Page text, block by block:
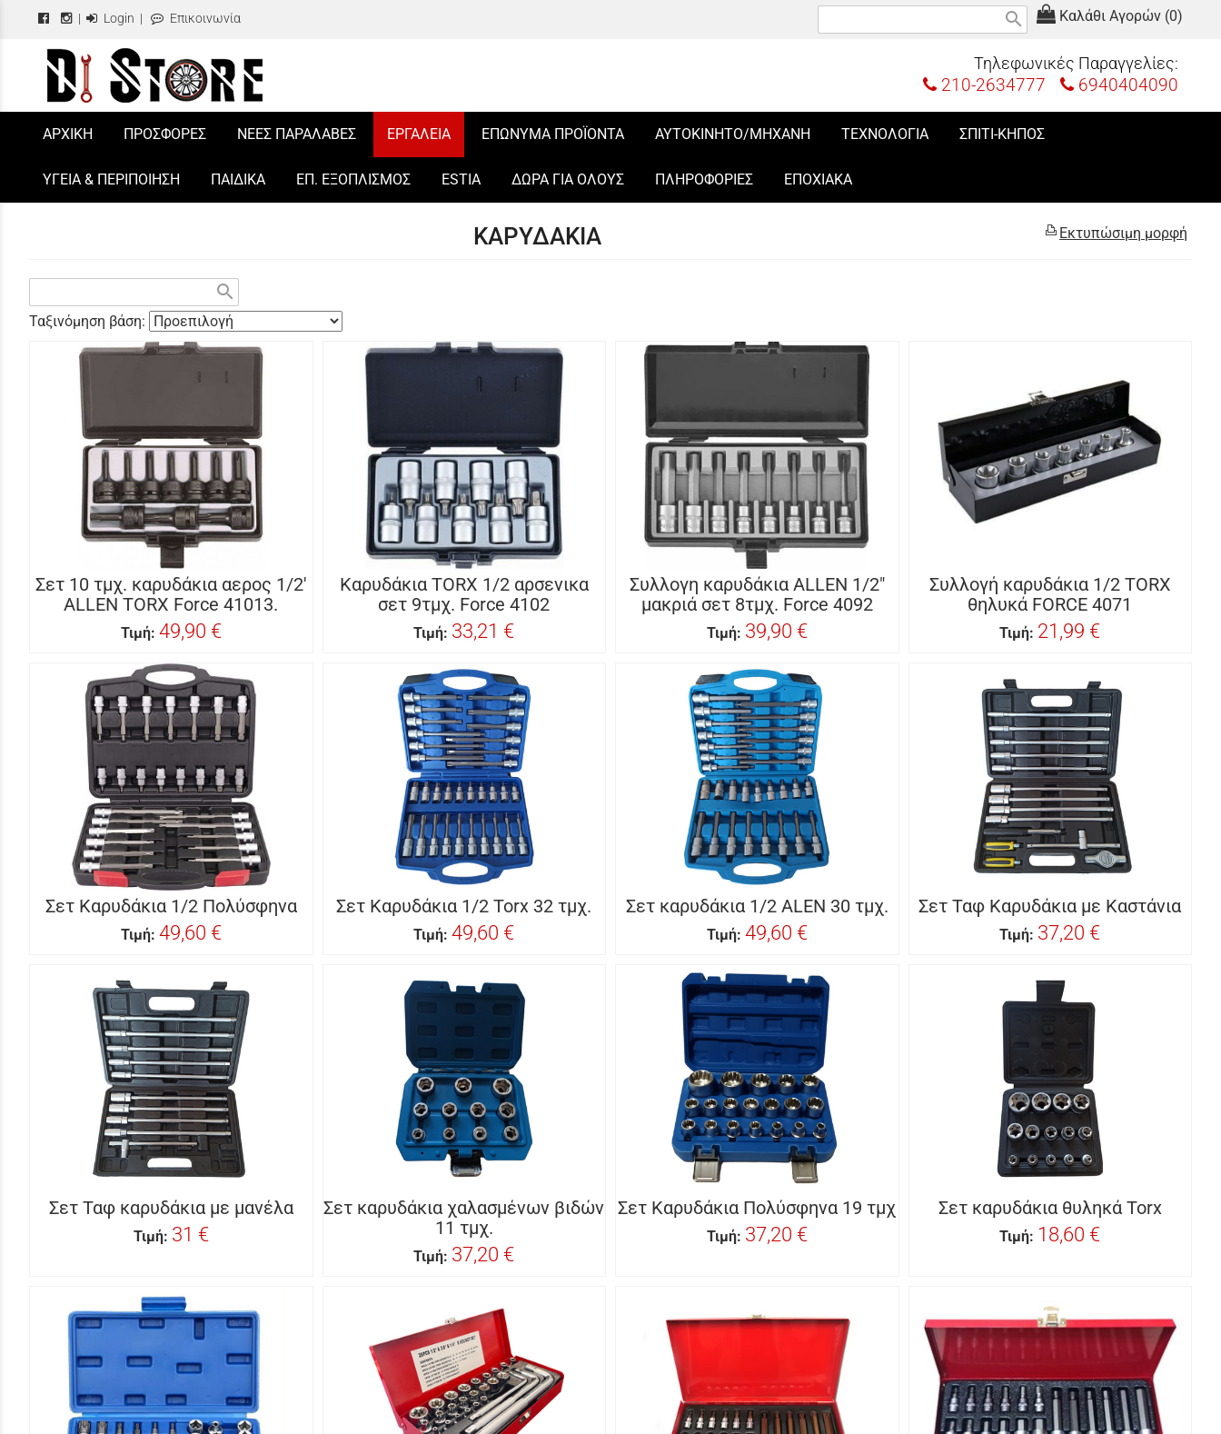
| Login | Επικοινωνία Καλάθι Αγορών (0)
search
Τηλεφωνικές Παραγγελίες:
210-2634777 6940404090
/
ΑΡΧΙΚΗ ΠΡΟΣΦΟΡΕΣ ΝΕΕΣ ΠΑΡΑΛΑΒΕΣ ΕΡΓΑΛΕΙΑ ΕΠΩΝΥΜΑ ΠΡΟΪΟΝΤΑ ΑΥΤΟΚΙΝΗΤΟ/ΜΗΧΑΝΗ ΤΕΧΝΟΛΟΓΙΑ ΣΠΙΤΙ-ΚΗΠΟΣ
ΥΓΕΙΑ & ΠΕΡΙΠΟΙΗΣΗ ΠΑΙΔΙΚΑ ΕΠ. ΕΞΟΠΛΙΣΜΟΣ ESTIA ΔΩΡΑ ΓΙΑ ΟΛΟΥΣ ΠΛΗΡΟΦΟΡΙΕΣ ΕΠΟΧΙΑΚΑ
Εκτυπώσιμη μορφή
ΚΑΡΥΔΑΚΙΑ
search
Ταξινόμηση βάση:
Σετ 10 τμχ. καρυδάκια αερος 1/2'
ALLEN TORX Force 41013.
Τιμή: 49,90 €
Καρυδάκια TORX 1/2 αρσενικα
σετ 9τμχ. Force 4102
Τιμή: 33,21 €
Συλλογη καρυδάκια ALLEN 1/2″
μακριά σετ 8τμχ. Force 4092
Τιμή: 39,90 €
Συλλογή καρυδάκια 1/2 TORX
θηλυκά FORCE 4071
Τιμή: 21,99 €
Σετ Καρυδάκια 1/2 Πολύσφηνα
Τιμή: 49,60 €
Σετ Καρυδάκια 1/2 Torx 32 τμχ.
Τιμή: 49,60 €
Σετ καρυδάκια 1/2 ALEN 30 τμχ.
Τιμή: 49,60 €
Σετ Ταφ Καρυδάκια με Καστάνια
Τιμή: 37,20 €
Σετ Ταφ καρυδάκια με μανέλα
Τιμή: 31 €
Σετ καρυδάκια χαλασμένων βιδών
11 τμχ.
Τιμή: 37,20 €
Σετ Καρυδάκια Πολύσφηνα 19 τμχ
Τιμή: 37,20 €
Σετ καρυδάκια θυληκά Torx
Τιμή: 18,60 €